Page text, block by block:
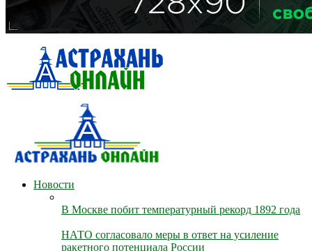
Новости
В Москве побит температурный рекорд 1892 года
НАТО согласовало меры в ответ на усиление
ракетного потенциала России